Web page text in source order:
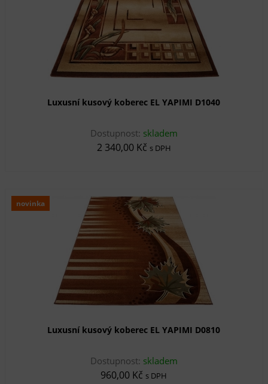
Luxusní kusový koberec EL YAPIMI D1040
Dostupnost: skladem
2 340,00 Kč s DPH
novinka
Luxusní kusový koberec EL YAPIMI D0810
Dostupnost: skladem
960,00 Kč s DPH